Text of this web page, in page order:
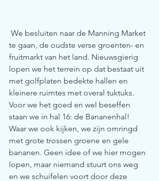
te gaan, de oudste verse groenten- en
fruitmarkt van het land. Nieuwsgierig
lopen we het terrein op dat bestaat uit
met golfplaten bedekte hallen en
kleinere ruimtes met overal tuktuks.
Voor we het goed en wel beseffen
staan we in hal 16: de Bananenhal!
Waar we ook kijken, we zijn omringd
met grote trossen groene en gele
bananen. Geen idee of we hier mogen
lopen, maar niemand stuurt ons weg
en we schuifelen voort door deze